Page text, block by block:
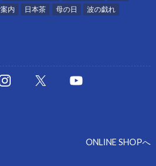
内 日本茶 母の日
波の戯れ
ONLINE SHOPへ